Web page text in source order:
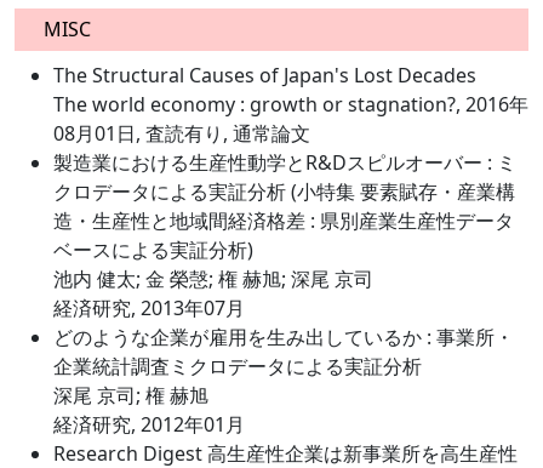
MISC
The Structural Causes of Japan's Lost Decades
The world economy : growth or stagnation?, 2016年
08月01日, 査読有り, 通常論文
製造業における生産性動学とR&Dスピルオーバー : ミ
クロデータによる実証分析 (小特集 要素賦存・産業構
造・生産性と地域間経済格差 : 県別産業生産性データ
ベースによる実証分析)
池内 健太; 金 榮愨; 権 赫旭; 深尾 京司
経済研究, 2013年07月
どのような企業が雇用を生み出しているか : 事業所・
企業統計調査ミクロデータによる実証分析
深尾 京司; 権 赫旭
経済研究, 2012年01月
Research Digest 高生産性企業は新事業所を高生産性